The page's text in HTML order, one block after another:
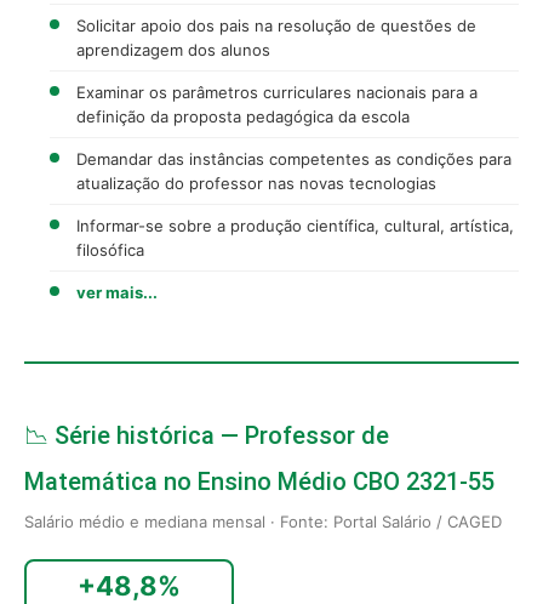
Solicitar apoio dos pais na resolução de questões de
aprendizagem dos alunos
Examinar os parâmetros curriculares nacionais para a
definição da proposta pedagógica da escola
Demandar das instâncias competentes as condições para
atualização do professor nas novas tecnologias
Informar-se sobre a produção científica, cultural, artística,
filosófica
ver mais...
📉 Série histórica — Professor de
Matemática no Ensino Médio CBO 2321-55
Salário médio e mediana mensal · Fonte: Portal Salário / CAGED
+48,8%